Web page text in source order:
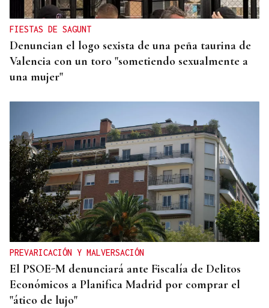
FIESTAS DE SAGUNT
Denuncian el logo sexista de una peña taurina de
Valencia con un toro "sometiendo sexualmente a
una mujer"
PREVARICACIÓN Y MALVERSACIÓN
El PSOE-M denunciará ante Fiscalía de Delitos
Económicos a Planifica Madrid por comprar el
"ático de lujo"